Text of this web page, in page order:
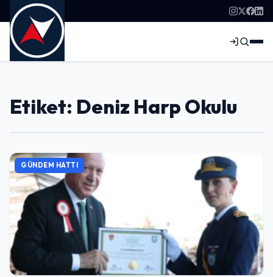
Etiket: Deniz Harp Okulu
GÜNDEM HATTI
Giriş Yap